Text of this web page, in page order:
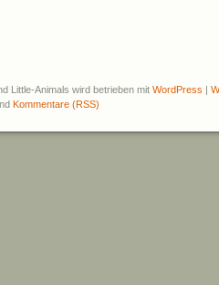
Little-Animals wird betrieben mit WordPress |
Kommentare (RSS)